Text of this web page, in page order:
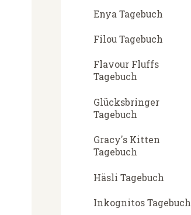
Enya Tagebuch
Filou Tagebuch
Flavour Fluffs
Tagebuch
Glücksbringer
Tagebuch
Gracy's Kitten
Tagebuch
Häsli Tagebuch
Inkognitos Tagebuch